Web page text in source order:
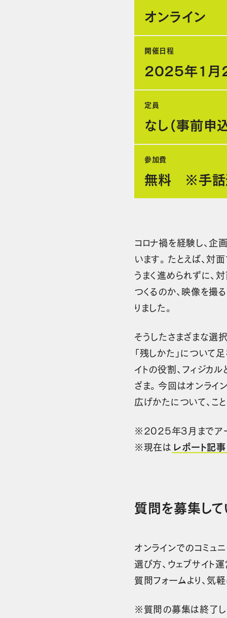
オンライン
開催日程
2025年1月
定員
なし（事前申
参加費
無料 ※手話
コロナ禍を経験し、企
います。たとえば、対
うまく進められずに、
つくるのか、映像を撮
りました。
そうしたさまざまな選
「残しかた」について
イトの役割、フィジカ
ざま。今回はオンライ
広げかたについて、こ
※2025年3月までア
※現在は レポート記事
質問を募集して
オンラインでのコミュ
選び方、ウェブサイト
質問フォームより、気
※質問の募集は終了し